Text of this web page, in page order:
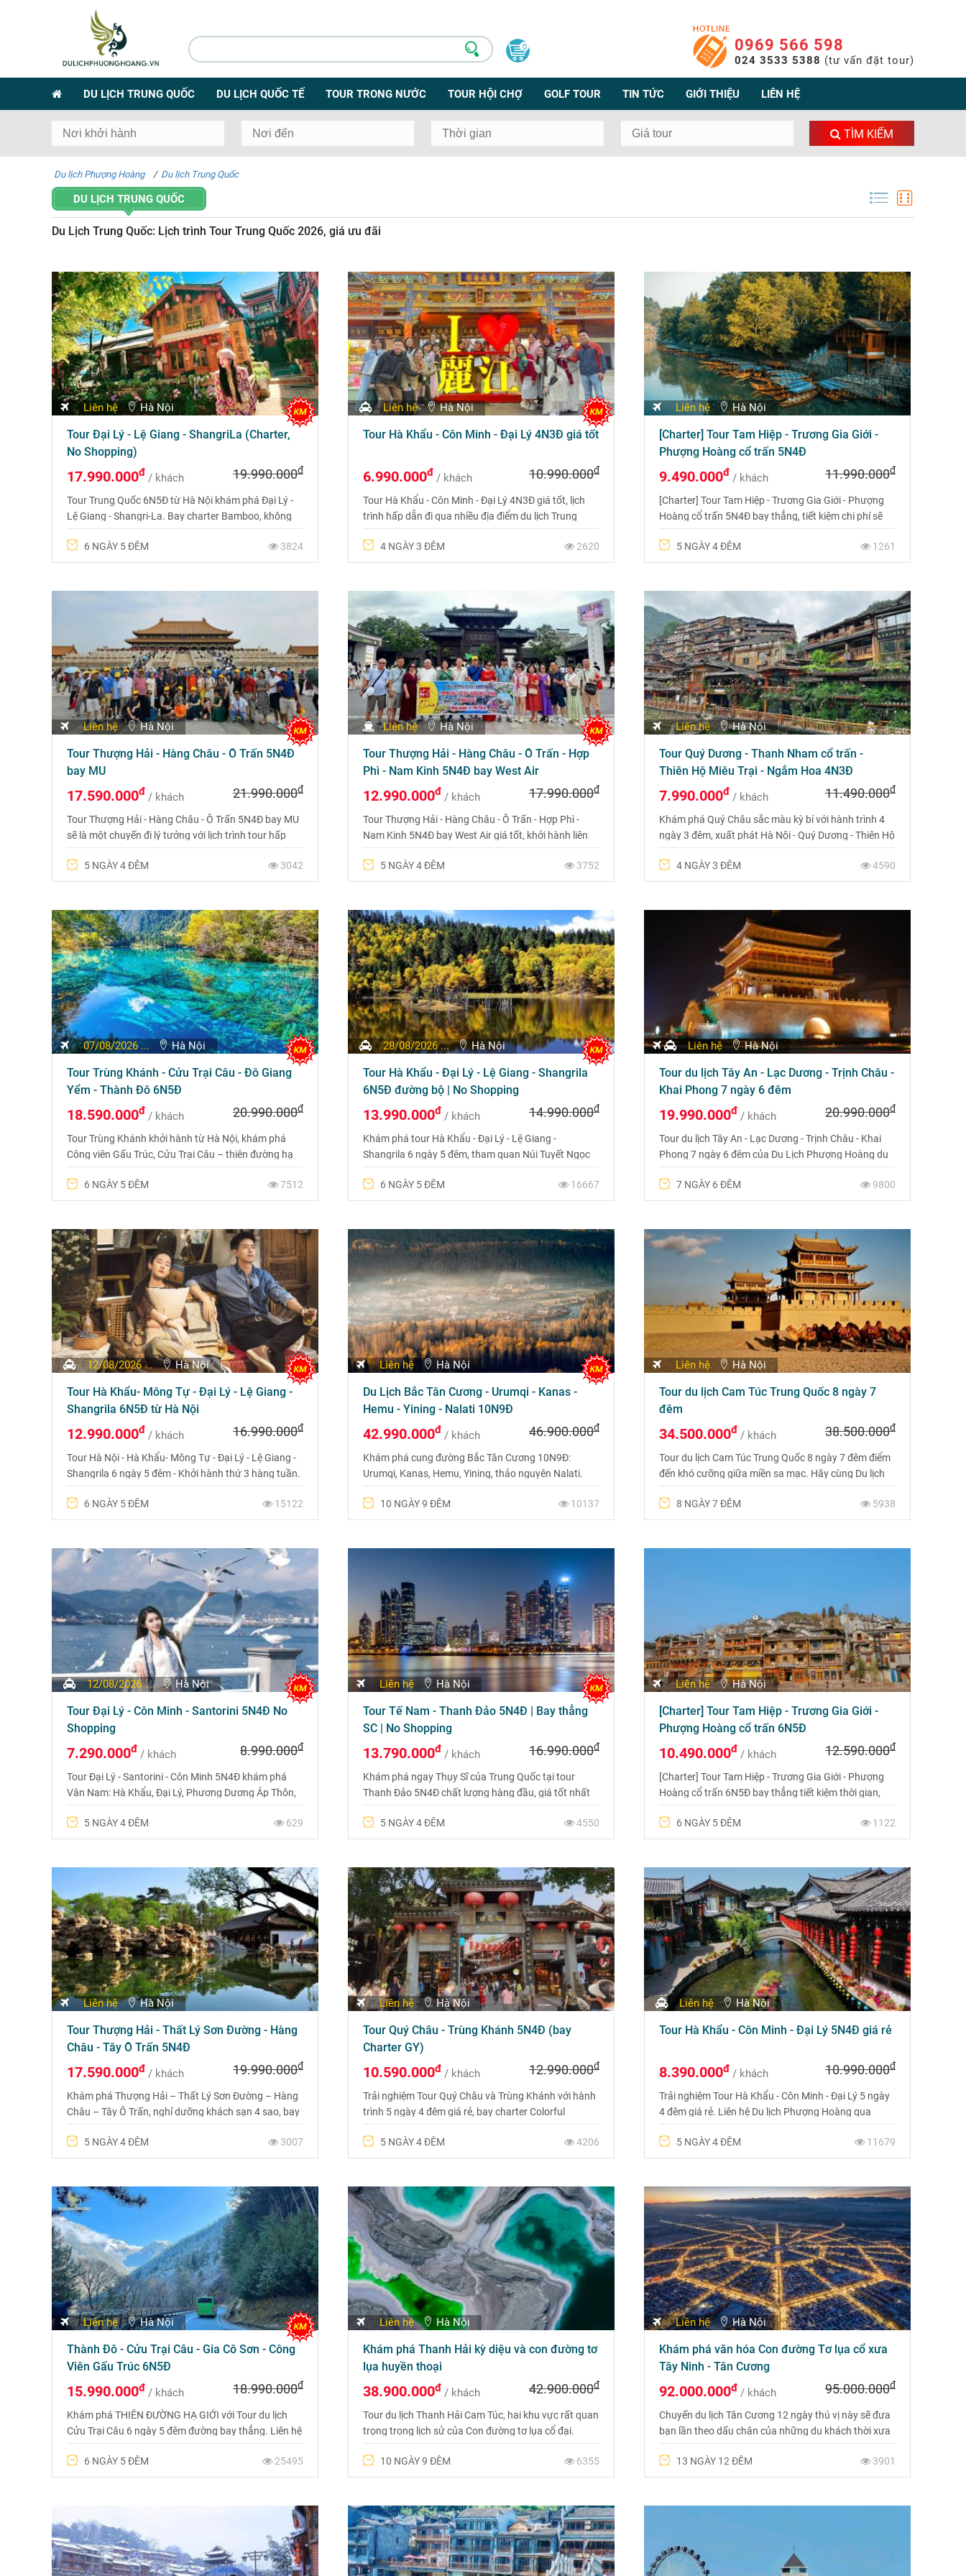
0 0969 566 598
024 3533 5388 (tư vấn đặt tour)
DU LỊCH TRUNG QUỐC DU LỊCH QUỐC TẾ TOUR TRONG NƯỚC TOUR HỘI CHỢ GOLF TOUR TIN TỨC GIỚI THIỆU LIÊN HỆ
TÌM KIẾM
Du lịch Phượng Hoàng / Du lịch Trung Quốc
DU LỊCH TRUNG QUỐC
Du Lịch Trung Quốc: Lịch trình Tour Trung Quốc 2026, giá ưu đãi
Liên hệ Hà Nội
Tour Đại Lý - Lệ Giang - ShangriLa (Charter,
No Shopping)
17.990.000đ / khách 19.990.000đ
Tour Trung Quốc 6N5Đ từ Hà Nội khám phá Đại Lý -
Lệ Giang - Shangri-La. Bay charter Bamboo, không
Tây Nam Trung Hoa.
6 NGÀY 5 ĐÊM 3824
Liên hệ Hà Nội
Tour Hà Khẩu - Côn Minh - Đại Lý 4N3Đ giá tốt
6.990.000đ / khách 10.990.000đ
Tour Hà Khẩu - Côn Minh - Đại Lý 4N3Đ giá tốt, lịch
trình hấp dẫn đi qua nhiều địa điểm du lịch Trung
không nên bỏ lỡ từ Dulichphuonghoang
4 NGÀY 3 ĐÊM 2620
Liên hệ Hà Nội
[Charter] Tour Tam Hiệp - Trương Gia Giới -
Phượng Hoàng cổ trấn 5N4Đ
9.490.000đ / khách 11.990.000đ
[Charter] Tour Tam Hiệp - Trương Gia Giới - Phượng
Hoàng cổ trấn 5N4Đ bay thẳng, tiết kiệm chi phí sẽ
cả mong đợi
5 NGÀY 4 ĐÊM 1261
Liên hệ Hà Nội
Tour Thượng Hải - Hàng Châu - Ô Trấn 5N4Đ
bay MU
17.590.000đ / khách 21.990.000đ
Tour Thượng Hải - Hàng Châu - Ô Trấn 5N4Đ bay MU
sẽ là một chuyến đi lý tưởng với lịch trình tour hấp
từng có.5 NGÀY 4 ĐÊM 3042
Liên hệ Hà Nội
Tour Thượng Hải - Hàng Châu - Ô Trấn - Hợp
Phì - Nam Kinh 5N4Đ bay West Air
12.990.000đ / khách 17.990.000đ
Tour Thượng Hải - Hàng Châu - Ô Trấn - Hợp Phì -
Nam Kinh 5N4Đ bay West Air giá tốt, khởi hành liên
được nhiều người muốn đặt chân đến.
5 NGÀY 4 ĐÊM 3752
Liên hệ Hà Nội
Tour Quý Dương - Thanh Nham cổ trấn -
Thiên Hộ Miêu Trại - Ngắm Hoa 4N3Đ
7.990.000đ / khách 11.490.000đ
Khám phá Quý Châu sắc màu kỳ bí với hành trình 4
ngày 3 đêm, xuất phát Hà Nội - Quý Dương - Thiên Hộ
566 5984 NGÀY 3 ĐÊM 4590
07/08/2026 ... Hà Nội
Tour Trùng Khánh - Cửu Trại Câu - Đô Giang
Yểm - Thành Đô 6N5Đ
18.590.000đ / khách 20.990.000đ
Tour Trùng Khánh khởi hành từ Hà Nội, khám phá
Công viên Gấu Trúc, Cửu Trại Câu – thiên đường hạ
ga tàu Lý Tử Bá độc đáo.
6 NGÀY 5 ĐÊM 7512
28/08/2026 ... Hà Nội
Tour Hà Khẩu - Đại Lý - Lệ Giang - Shangrila
6N5Đ đường bộ | No Shopping
13.990.000đ / khách 14.990.000đ
Khám phá tour Hà Khẩu - Đại Lý - Lệ Giang -
Shangrila 6 ngày 5 đêm, tham quan Núi Tuyết Ngọc
không mua sắm, di chuyển ô tô và tàu cao tốc
6 NGÀY 5 ĐÊM 16667
Liên hệ Hà Nội
Tour du lịch Tây An - Lạc Dương - Trịnh Châu -
Khai Phong 7 ngày 6 đêm
19.990.000đ / khách 20.990.000đ
Tour du lịch Tây An - Lạc Dương - Trịnh Châu - Khai
Phong 7 ngày 6 đêm của Du Lịch Phượng Hoàng du
Trung Quốc với Lăng mộ của Tần Thủy Hoàng và
Con đường Tơ lụa huyền thoại; ngắm nhìn vẻ đẹp
Trung Quốc; thăm Phủ Khai Phong và tìm hiểu về giai
thoại nổi tiếng Bao Công ; khám phá nguồn gốc
Thiếu Lâm Tự, môn phái võ thuật nổi tiếng.
7 NGÀY 6 ĐÊM 9800
12/08/2026 ... Hà Nội
Tour Hà Khẩu- Mông Tự - Đại Lý - Lệ Giang -
Shangrila 6N5Đ từ Hà Nội
12.990.000đ / khách 16.990.000đ
Tour Hà Nội - Hà Khẩu- Mông Tự - Đại Lý - Lệ Giang -
Shangrila 6 ngày 5 đêm - Khởi hành thứ 3 hàng tuần.
6 NGÀY 5 ĐÊM
15122
Liên hệ Hà Nội
Du Lịch Bắc Tân Cương - Urumqi - Kanas -
Hemu - Yining - Nalati 10N9Đ
42.990.000đ / khách 46.900.000đ
Khám phá cung đường Bắc Tân Cương 10N9Đ:
Urumqi, Kanas, Hemu, Yining, thảo nguyên Nalati.
hóa độc đáo. Liên hệ 0969 566 598
10 NGÀY 9 ĐÊM 10137
Liên hệ Hà Nội
Tour du lịch Cam Túc Trung Quốc 8 ngày 7
đêm
34.500.000đ / khách 38.500.000đ
Tour du lịch Cam Túc Trung Quốc 8 ngày 7 đêm điểm
đến khó cưỡng giữa miền sa mạc. Hãy cùng Du lịch
với giá ưu đãi nhất nhé
8 NGÀY 7 ĐÊM 5938
12/08/2026 ... Hà Nội
Tour Đại Lý - Côn Minh - Santorini 5N4Đ No
Shopping
7.290.000đ / khách 8.990.000đ
Tour Đại Lý - Santorini - Côn Minh 5N4Đ khám phá
Vân Nam: Hà Khẩu, Đại Lý, Phương Dương Áp Thôn,
tàu cao tốc & ô tô, No Shopping.
5 NGÀY 4 ĐÊM 629
Liên hệ Hà Nội
Tour Tế Nam - Thanh Đảo 5N4Đ | Bay thẳng
SC | No Shopping
13.790.000đ / khách 16.990.000đ
Khám phá ngay Thụy Sĩ của Trung Quốc tại tour
Thanh Đảo 5N4Đ chất lượng hàng đầu, giá tốt nhất
598 5 NGÀY 4 ĐÊM 4550
Liên hệ Hà Nội
[Charter] Tour Tam Hiệp - Trương Gia Giới -
Phượng Hoàng cổ trấn 6N5Đ
10.490.000đ / khách 12.590.000đ
[Charter] Tour Tam Hiệp - Trương Gia Giới - Phượng
Hoàng cổ trấn 6N5Đ bay thẳng tiết kiệm thời gian,
hành liên tục.
6 NGÀY 5 ĐÊM 1122
Liên hệ Hà Nội
Tour Thượng Hải - Thất Lý Sơn Đường - Hàng
Châu - Tây Ô Trấn 5N4Đ
17.590.000đ / khách 19.990.000đ
Khám phá Thượng Hải – Thất Lý Sơn Đường – Hàng
Châu – Tây Ô Trấn, nghỉ dưỡng khách sạn 4 sao, bay
và cảnh sắc Trung Hoa!
5 NGÀY 4 ĐÊM 3007
Liên hệ Hà Nội
Tour Quý Châu - Trùng Khánh 5N4Đ (bay
Charter GY)
10.590.000đ / khách 12.990.000đ
Trải nghiệm Tour Quý Châu và Trùng Khánh với hành
trình 5 ngày 4 đêm giá rẻ, bay charter Colorful
5 NGÀY 4 ĐÊM
4206
Liên hệ Hà Nội
Tour Hà Khẩu - Côn Minh - Đại Lý 5N4Đ giá rẻ
8.390.000đ / khách 10.990.000đ
Trải nghiệm Tour Hà Khẩu - Côn Minh - Đại Lý 5 ngày
4 đêm giá rẻ. Liên hệ Du lịch Phượng Hoàng qua
5 NGÀY 4 ĐÊM
11679
Liên hệ Hà Nội
Thành Đô - Cửu Trại Câu - Gia Cô Sơn - Công
Viên Gấu Trúc 6N5Đ
15.990.000đ / khách 18.990.000đ
Khám phá THIÊN ĐƯỜNG HẠ GIỚI với Tour du lịch
Cửu Trại Câu 6 ngày 5 đêm đường bay thẳng. Liên hệ
đãi nhất.6 NGÀY 5 ĐÊM 25495
Liên hệ Hà Nội
Khám phá Thanh Hải kỳ diệu và con đường tơ
lụa huyền thoại
38.900.000đ / khách 42.900.000đ
Tour du lịch Thanh Hải Cam Túc, hai khu vực rất quan
trọng trong lịch sử của Con đường tơ lụa cổ đại.
2024. Liên hệ ngay với Du Lịch Phượng Hoàng để
được tư vấn. Hotline: 0975 699 988
10 NGÀY 9 ĐÊM 6355
Liên hệ Hà Nội
Khám phá văn hóa Con đường Tơ lụa cổ xưa
Tây Ninh - Tân Cương
92.000.000đ / khách 95.000.000đ
Chuyến du lịch Tân Cương 12 ngày thú vị này sẽ đưa
bạn lần theo dấu chân của những du khách thời xưa
Bên cạnh đó, bạn cũng sẽ được hòa mình vào những
cảnh quan đa dạng và đẹp đẽ hiểm trở của biên giới
13 NGÀY 12 ĐÊM 3901